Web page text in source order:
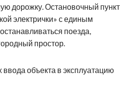
дорожку. Остановочный пункт
электрички» с единым
поезда,
простор.
объекта в эксплуатацию